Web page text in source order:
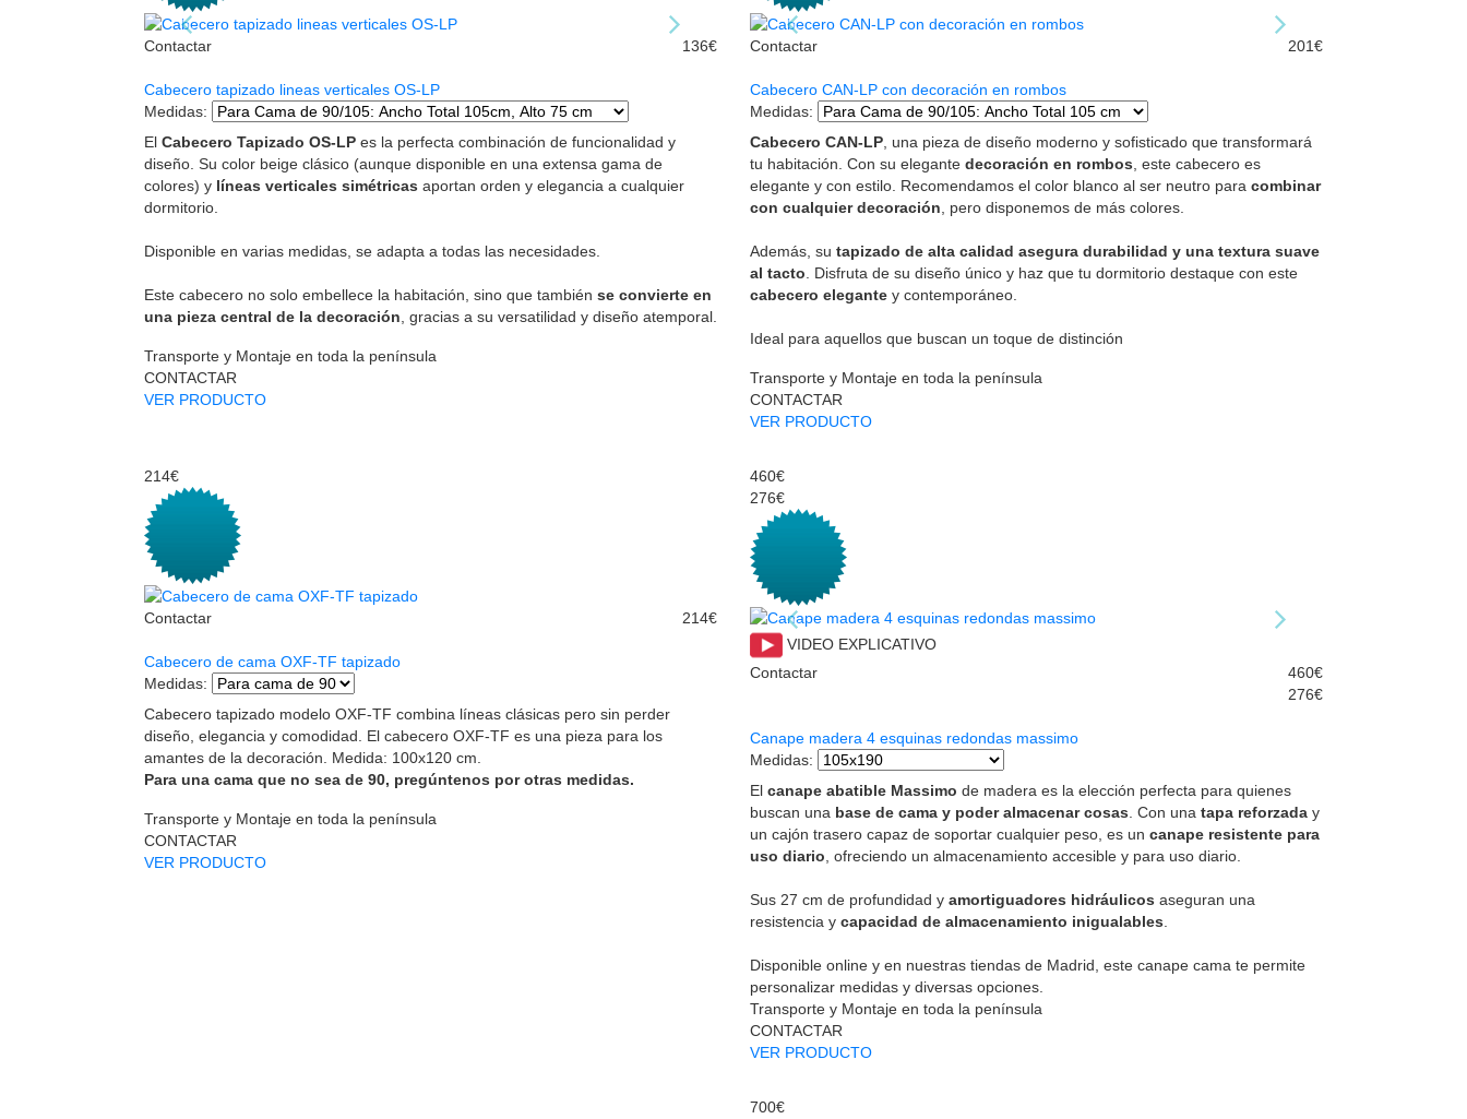
Contactar 136€
Cabecero tapizado lineas verticales OS-LP
Medidas:
El Cabecero Tapizado OS-LP es la perfecta combinación de funcionalidad y
diseño. Su color beige clásico (aunque disponible en una extensa gama de
colores) y líneas verticales simétricas aportan orden y elegancia a cualquier
dormitorio.
Disponible en varias medidas, se adapta a todas las necesidades.
Este cabecero no solo embellece la habitación, sino que también se convierte en
una pieza central de la decoración , gracias a su versatilidad y diseño atemporal.
Transporte y Montaje en toda la península
CONTACTAR
VER PRODUCTO
Contactar 201€
Cabecero CAN-LP con decoración en rombos
Medidas:
Cabecero CAN-LP , una pieza de diseño moderno y sofisticado que transformará
tu habitación. Con su elegante decoración en rombos , este cabecero es
elegante y con estilo. Recomendamos el color blanco al ser neutro para combinar
con cualquier decoración , pero disponemos de más colores.
Además, su tapizado de alta calidad asegura durabilidad y una textura suave
al tacto . Disfruta de su diseño único y haz que tu dormitorio destaque con este
cabecero elegante y contemporáneo.
Ideal para aquellos que buscan un toque de distinción
Transporte y Montaje en toda la península
CONTACTAR
VER PRODUCTO
214€
Contactar 214€
Cabecero de cama OXF-TF tapizado
Medidas:
Cabecero tapizado modelo OXF-TF combina líneas clásicas pero sin perder
diseño, elegancia y comodidad. El cabecero OXF-TF es una pieza para los
amantes de la decoración. Medida: 100x120 cm.
Para una cama que no sea de 90, pregúntenos por otras medidas.
Transporte y Montaje en toda la península
CONTACTAR
VER PRODUCTO
460€
276€
VIDEO EXPLICATIVO
Contactar
460€
276€
Canape madera 4 esquinas redondas massimo
Medidas:
El canape abatible Massimo de madera es la elección perfecta para quienes
buscan una base de cama y poder almacenar cosas. Con una tapa reforzada y
un cajón trasero capaz de soportar cualquier peso, es un canape resistente para
uso diario, ofreciendo un almacenamiento accesible y para uso diario.
Sus 27 cm de profundidad y amortiguadores hidráulicos aseguran una
resistencia y capacidad de almacenamiento inigualables.
Disponible online y en nuestras tiendas de Madrid, este canape cama te permite
personalizar medidas y diversas opciones.
Transporte y Montaje en toda la península
CONTACTAR
VER PRODUCTO
700€